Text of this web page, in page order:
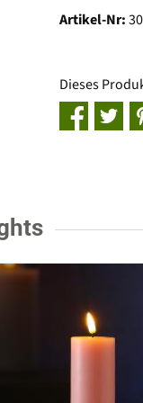
Artikel-Nr:
Dieses